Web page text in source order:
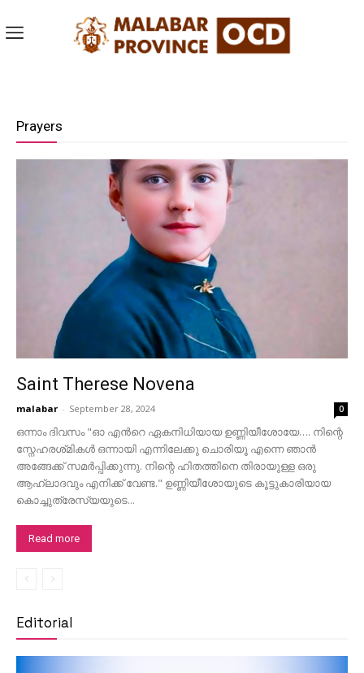
Prayers
Saint Therese Novena
malabar - September 28, 2024 0
ഒന്നാം ദിവസം "ഓ എൻറെ ഏകനിധിയായ ഉണ്ണിയീശോയേ…. നിന്റെ
സ്നേഹരശ്‌മികൾ ഒന്നായി എന്നിലേക്കു ചൊരിയൂ എന്നെ ഞാൻ
അങ്ങേക്ക് സമർപ്പിക്കുന്നു. നിന്റെ ഹിതത്തിനെ തിരായുള്ള ഒരു
ആഹ്ലാദവും എനിക്ക് വേണ്ട." ഉണ്ണിയീശോയുടെ കൂട്ടുകാരിയായ
കൊച്ചുത്രേസ്യയുടെ...
Read more
Editorial